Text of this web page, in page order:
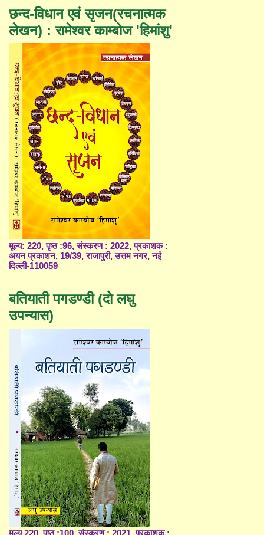
छन्द-विधान एवं सृजन(रचनात्मक
लेखन) : रामेश्वर काम्बोज 'हिमांशु'
मूल्य: 220, पृष्ठ :96, संस्करण : 2022, प्रकाशक :
अयन प्रकाशन, 19/39, राजापुरी, उत्तम नगर, नई
दिल्ली-110059
बतियाती पगडण्डी (दो लघु
उपन्यास)